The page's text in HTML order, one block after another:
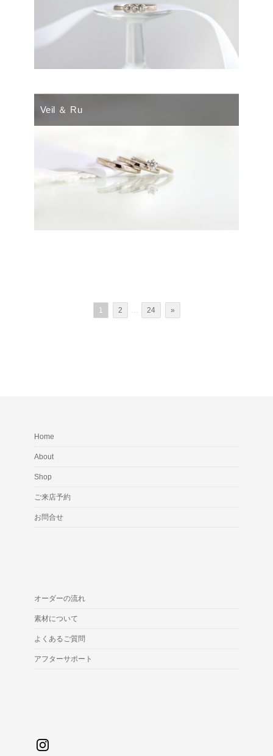
Veil ＆ Ru
1 2 … 24 »
Home
About
Shop
ご来店予約
お問合せ
オーダーの流れ
素材について
よくあるご質問
アフターサポート